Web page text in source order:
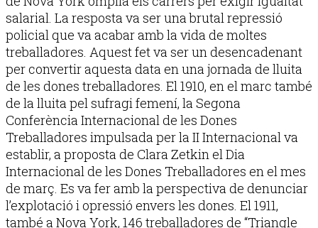
salarial. La resposta va ser una brutal repressió
policial que va acabar amb la vida de moltes
treballadores. Aquest fet va ser un desencadenant
per convertir aquesta data en una jornada de lluita
de les dones treballadores. El 1910, en el marc també
de la lluita pel sufragi femení, la Segona
Conferència Internacional de les Dones
Treballadores impulsada per la II Internacional va
establir, a proposta de Clara Zetkin el Dia
Internacional de les Dones Treballadores en el mes
de març. Es va fer amb la perspectiva de denunciar
l’explotació i opressió envers les dones. El 1911,
també a Nova York, 146 treballadores de “Triangle